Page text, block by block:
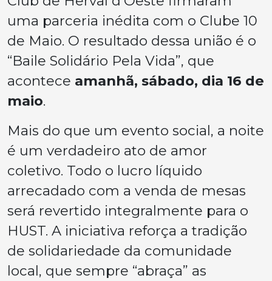
uma parceria inédita com o Clube 10
de Maio. O resultado dessa união é o
“Baile Solidário Pela Vida”, que
acontece amanhã, sábado, dia 16 de
maio.
Mais do que um evento social, a noite
é um verdadeiro ato de amor
coletivo. Todo o lucro líquido
arrecadado com a venda de mesas
será revertido integralmente para o
HUST. A iniciativa reforça a tradição
de solidariedade da comunidade
local, que sempre “abraça” as